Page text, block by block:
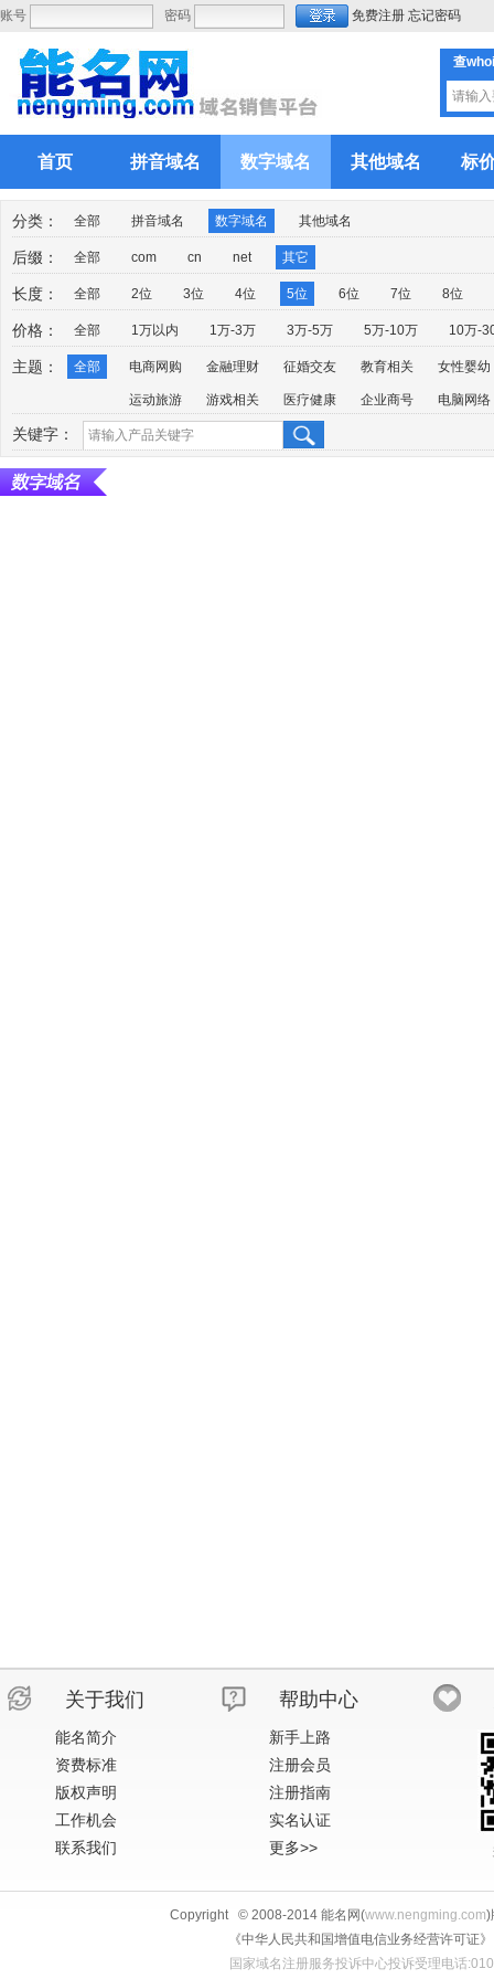
账号 密码 免费注册 忘记密码
查
首页 拼音域名 数字域名 其他域名 标
分类： 全部 拼音域名 数字域名 其他域名
后缀： 全部 com cn net 其它
长度： 全部 2位 3位 4位 5位 6位 7位 8位
价格： 全部 1万以内 1万-3万 3万-5万 5万-10万 10万-
主题： 全部 电商网购 金融理财 征婚交友 教育相关 女性婴幼
运动旅游 游戏相关 医疗健康 企业商号 电脑网络
关键字：
关于我们
能名简介
资费标准
版权声明
工作机会
联系我们
帮助中心
新手上路
注册会员
注册指南
实名认证
更多>>
Copyright © 2008-2014 能名网(www.nengming.com)
《中华人民共和国增值电信业务经营许可
国家域名注册服务投诉中心投诉受理电话